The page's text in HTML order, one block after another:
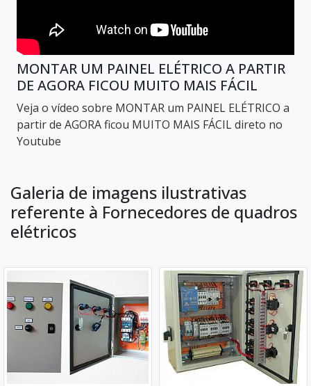
MONTAR UM PAINEL ELÉTRICO A PARTIR
DE AGORA FICOU MUITO MAIS FÁCIL
Veja o vídeo sobre MONTAR um PAINEL ELÉTRICO a
partir de AGORA ficou MUITO MAIS FÁCIL direto no
Youtube
Galeria de imagens ilustrativas
referente à Fornecedores de quadros
elétricos